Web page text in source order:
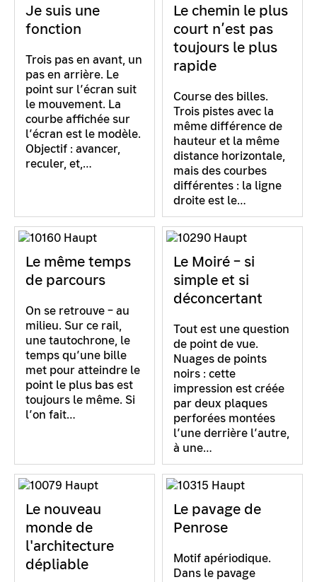
Je suis une
fonction
Trois pas en avant, un
pas en arrière. Le
point sur l’écran suit
le mouvement. La
courbe affichée sur
l’écran est le modèle.
Objectif : avancer,
reculer, et,…
Le chemin le plus
court n’est pas
toujours le plus
rapide
Course des billes.
Trois pistes avec la
même différence de
hauteur et la même
distance horizontale,
mais des courbes
différentes : la ligne
droite est le…
Le même temps
de parcours
On se retrouve – au
milieu. Sur ce rail,
une tautochrone, le
temps qu’une bille
met pour atteindre le
point le plus bas est
toujours le même. Si
l’on fait…
Le Moiré – si
simple et si
déconcertant
Tout est une question
de point de vue.
Nuages de points
noirs : cette
impression est créée
par deux plaques
perforées montées
l’une derrière l’autre,
à une…
Le nouveau
monde de
l'architecture
dépliable
Le pavage de
Penrose
Motif apériodique.
Dans le pavage